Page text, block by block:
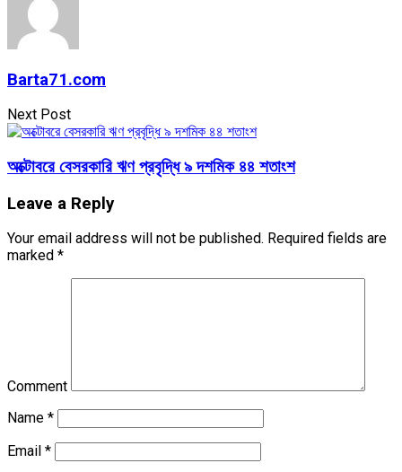
Barta71.com
Next Post
অক্টোবরে বেসরকারি ঋণ প্রবৃদ্ধি ৯ দশমিক ৪৪ শতাংশ
Leave a Reply
Your email address will not be published. Required fields are
marked *
Comment
Name *
Email *